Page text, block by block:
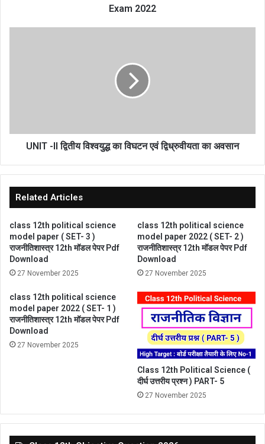
Exam 2022
द्विध्रुवीयता
UNIT -II द्वितीय विश्वयुद्ध का विघटन एवं द्विध्रुवीयता का अवसान
Related Articles
class 12th political science
model paper ( SET- 3 )
राजनीतिशास्त्र 12th मॉडल पेपर Pdf
Download
27 November 2025
class 12th political science
model paper 2022 ( SET- 2 )
राजनीतिशास्त्र 12th मॉडल पेपर Pdf
Download
27 November 2025
class 12th political science
model paper 2022 ( SET- 1 )
राजनीतिशास्त्र 12th मॉडल पेपर Pdf
Download
27 November 2025
Class 12th Political Science (
दीर्घ उत्तरीय प्रश्न ) PART- 5
27 November 2025